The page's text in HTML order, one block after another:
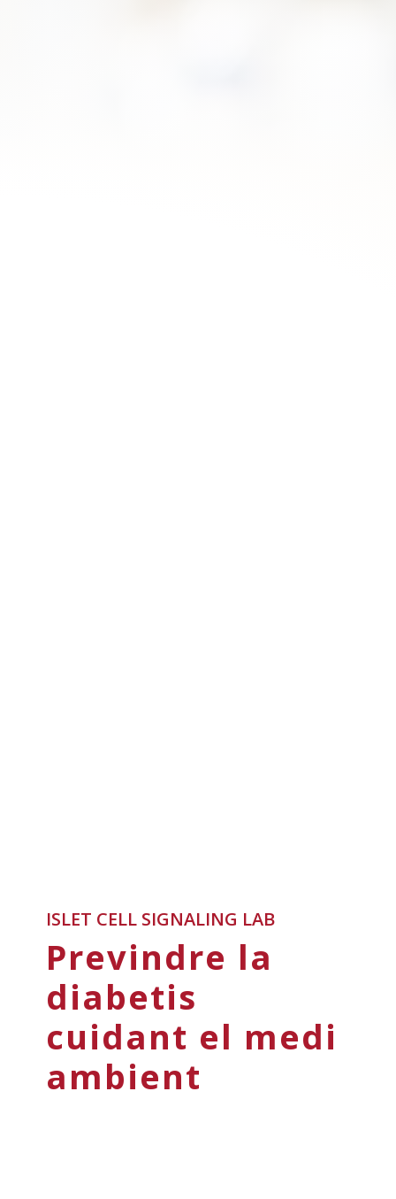
ISLET CELL SIGNALING LAB
Previndre la
diabetis
cuidant el medi
ambient